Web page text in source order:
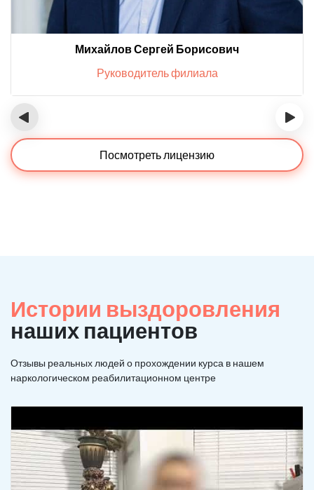
Михайлов Сергей Борисович
Руководитель филиала
‹ ›
Посмотреть лицензию
Истории выздоровления
наших пациентов
Отзывы реальных людей о прохождении курса в нашем
наркологическом реабилитационном центре